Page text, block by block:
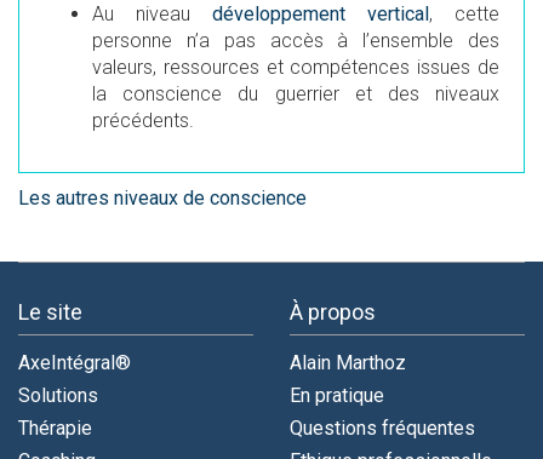
Au niveau développement vertical, cette
personne n’a pas accès à l’ensemble des
valeurs, ressources et compétences issues de
la conscience du guerrier et des niveaux
précédents.
Les autres niveaux de conscience
Le site
AxeIntégral®
Solutions
Thérapie
À propos
Alain Marthoz
En pratique
Questions fréquentes